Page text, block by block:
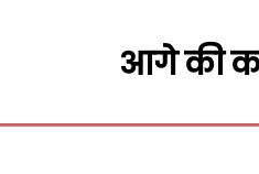
आगे की